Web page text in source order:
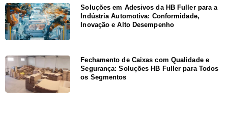
Soluções em Adesivos da HB Fuller para a
Indústria Automotiva: Conformidade,
Inovação e Alto Desempenho
Fechamento de Caixas com Qualidade e
Segurança: Soluções HB Fuller para Todos
os Segmentos